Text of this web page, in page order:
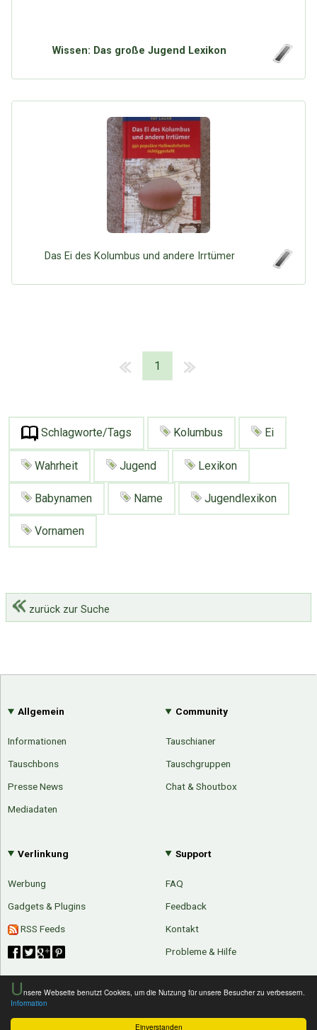
Einverstanden
Unsere Webseite benutzt Cookies, um die Nutzung für unsere Besucher zu verbessern.
Information
Wissen: Das große Jugend Lexikon
Das Ei des Kolumbus und andere Irrtümer
1
Schlagworte/Tags Kolumbus Ei
Wahrheit Jugend Lexikon
Babynamen Name Jugendlexikon
Vornamen
zurück zur Suche
Allgemein
Informationen
Tauschbons
Presse News
Mediadaten
Community
Tauschianer
Tauschgruppen
Chat & Shoutbox
Verlinkung
Werbung
Gadgets & Plugins
RSS Feeds
Support
FAQ
Feedback
Kontakt
Probleme & Hilfe